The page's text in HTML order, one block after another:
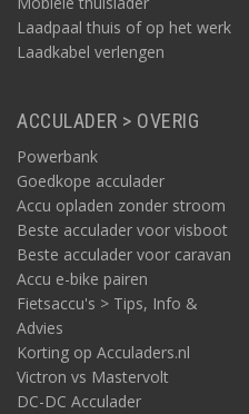
Laadpaal thuis of op het werk
Laadkabel verlengen
ACCULADER > OVERIG
Powerbank
Goedkope acculader
Accu opladen zonder stroom
Beste acculader voor visboot
Beste acculader voor caravan
Accu e-bike pairen
Fietsaccu's > Tips, Info &
Advies
Korting op Acculaders.nl
Victron vs Mastervolt
DC-DC Acculader